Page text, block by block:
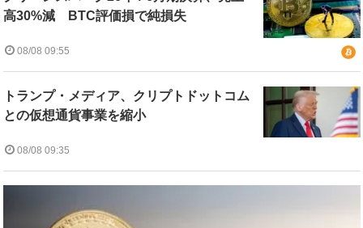
高30%減 BTC評価損で純損失
08/08 09:55
トランプ・メディア、クリプトドットコム
との仮想通貨事業を縮小
08/08 09:35